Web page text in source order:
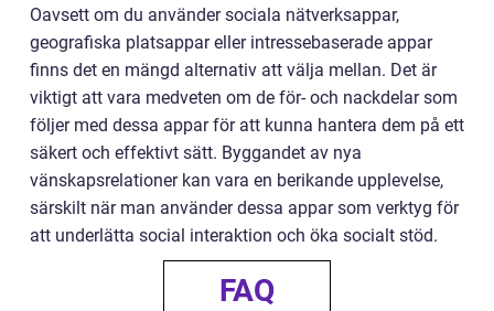
Oavsett om du använder sociala nätverksappar,
geografiska platsappar eller intressebaserade appar
finns det en mängd alternativ att välja mellan. Det är
viktigt att vara medveten om de för- och nackdelar som
följer med dessa appar för att kunna hantera dem på ett
säkert och effektivt sätt. Byggandet av nya
vänskapsrelationer kan vara en berikande upplevelse,
särskilt när man använder dessa appar som verktyg för
att underlätta social interaktion och öka socialt stöd.
FAQ